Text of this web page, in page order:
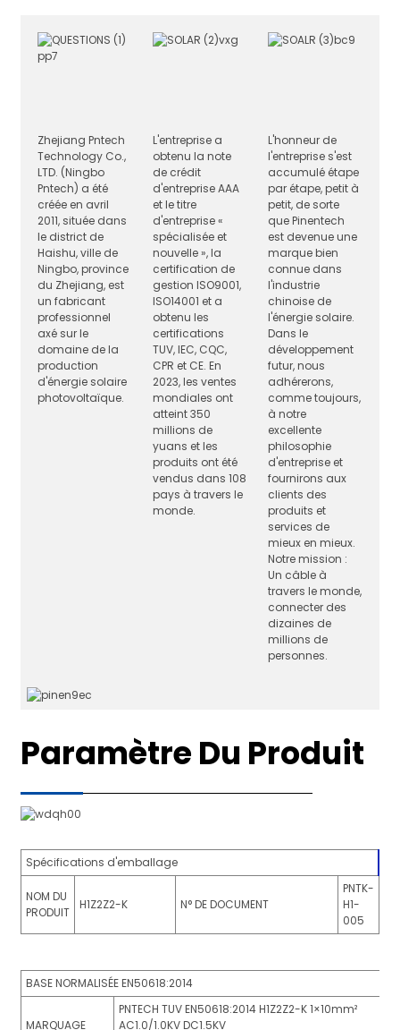
Zhejiang Pntech
Technology Co.,
LTD. (Ningbo
Pntech) a été
créée en avril
2011, située dans
le district de
Haishu, ville de
Ningbo, province
du Zhejiang, est
un fabricant
professionnel
axé sur le
domaine de la
production
d'énergie solaire
photovoltaïque.
L'entreprise a
obtenu la note
de crédit
d'entreprise AAA
et le titre
d'entreprise «
spécialisée et
nouvelle », la
certification de
gestion ISO9001,
ISO14001 et a
obtenu les
certifications
TUV, IEC, CQC,
CPR et CE. En
2023, les ventes
mondiales ont
atteint 350
millions de
yuans et les
produits ont été
vendus dans 108
pays à travers le
monde.
L'honneur de
l'entreprise s'est
accumulé étape
par étape, petit à
petit, de sorte
que Pinentech
est devenue une
marque bien
connue dans
l'industrie
chinoise de
l'énergie solaire.
Dans le
développement
futur, nous
adhérerons,
comme toujours,
à notre
excellente
philosophie
d'entreprise et
fournirons aux
clients des
produits et
services de
mieux en mieux.
Notre mission :
Un câble à
travers le monde,
connecter des
dizaines de
millions de
personnes.
Paramètre Du Produit
Spécifications d'emballage
NOM DU
PRODUIT
H1Z2Z2-K N° DE DOCUMENT
PNTK-
H1-
005
BASE NORMALISÉE EN50618:2014
MARQUAGE
PNTECH TUV EN50618:2014 H1Z2Z2-K 1×10mm²
AC1.0/1.0KV DC1.5KV